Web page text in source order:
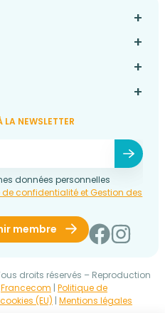
NEWSLETTER
données personnelles
de confidentialité et Gestion des
membre
droits réservés – Reproduction
Francecom | Politique de
(EU) | Mentions légales